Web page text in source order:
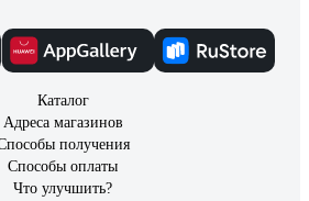
Каталог
Адреса магазинов
получения
Способы оплаты
Что улучшить?